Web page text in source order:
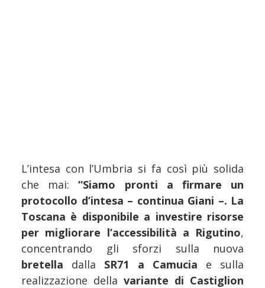
L’intesa con l’Umbria si fa così più solida
che mai:“Siamo pronti a firmare un
protocollo d’intesa – continua Giani –. La
Toscana è disponibile a investire risorse
per migliorare l’accessibilità a Rigutino,
concentrando gli sforzi sulla nuova
bretella dalla SR71 a Camucia e sulla
realizzazione della variante di Castiglion